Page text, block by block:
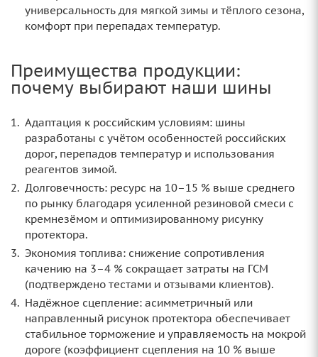
универсальность для мягкой зимы и тёплого сезона,
комфорт при перепадах температур.
Преимущества продукции:
почему выбирают наши шины
Адаптация к российским условиям: шины
разработаны с учётом особенностей российских
дорог, перепадов температур и использования
реагентов зимой.
Долговечность: ресурс на 10–15 % выше среднего
по рынку благодаря усиленной резиновой смеси с
кремнезёмом и оптимизированному рисунку
протектора.
Экономия топлива: снижение сопротивления
качению на 3–4 % сокращает затраты на ГСМ
(подтверждено тестами и отзывами клиентов).
Надёжное сцепление: асимметричный или
направленный рисунок протектора обеспечивает
стабильное торможение и управляемость на мокрой
дороге (коэффициент сцепления на 10 % выше